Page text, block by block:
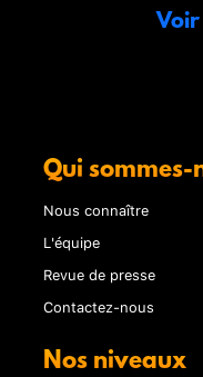
Qui sommes-
Nous connaître
L'équipe
Revue de presse
Contactez-nous
Nos niveaux